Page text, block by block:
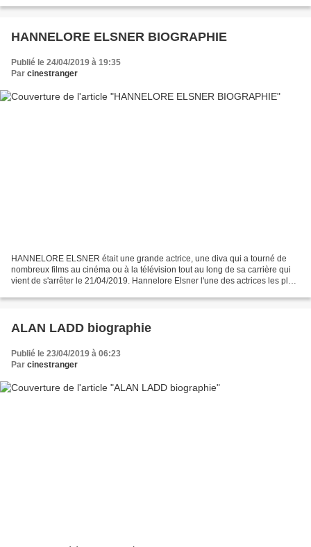
HANNELORE ELSNER BIOGRAPHIE
Publié le 24/04/2019 à 19:35
Par cinestranger
HANNELORE ELSNER était une grande actrice, une diva qui a tourné de
nombreux films au cinéma ou à la télévision tout au long de sa carrière qui
vient de s'arrêter le 21/04/2019. Hannelore Elsner l'une des actrices les plus
ALAN LADD biographie
Publié le 23/04/2019 à 06:23
Par cinestranger